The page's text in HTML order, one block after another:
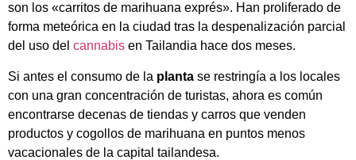
son los «carritos de marihuana exprés». Han proliferado de
forma meteórica en la ciudad tras la despenalización parcial
del uso del cannabis en Tailandia hace dos meses.
Si antes el consumo de la planta se restringía a los locales
con una gran concentración de turistas, ahora es común
encontrarse decenas de tiendas y carros que venden
productos y cogollos de marihuana en puntos menos
vacacionales de la capital tailandesa.